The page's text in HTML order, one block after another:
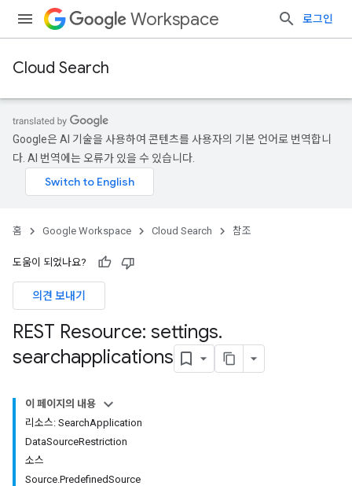
Workspace 로그인
Cloud Search
Google은 AI 기술을 사용하여 콘텐츠를 사용자의 기본 언어로 번역합니
다. AI 번역에는 오류가 있을 수 있습니다.
홈 Google Workspace Cloud Search 참조
도움이 되었나요?
의견 보내기
REST Resource: settings.
searchapplications
이 페이지의 내용
리소스: SearchApplication
DataSourceRestriction
소스
Source.PredefinedSource